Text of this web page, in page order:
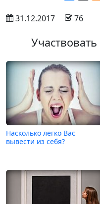
31.12.2017 76
Насколько легко Вас
вывести из себя?